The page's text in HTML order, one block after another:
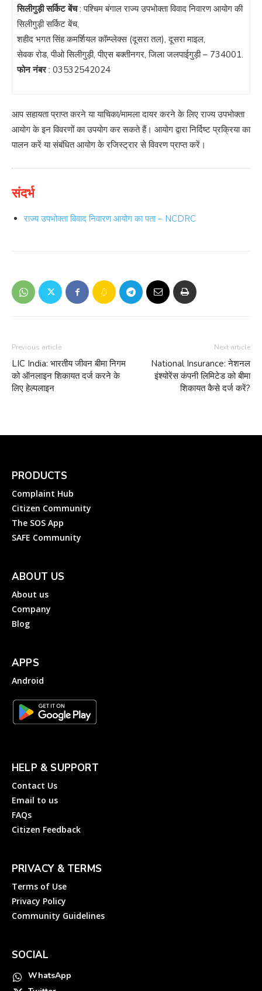
सिलीगुड़ी सर्किट बेंच: पश्चिम बंगाल राज्य उपभोक्ता विवाद निवारण आयोग की
सिलीगुड़ी सर्किट बेंच,
शहीद भगत सिंह कमर्शियल कॉम्प्लेक्स (दूसरा तल), दूसरा माइल,
सेवक रोड, पीओ सिलीगुड़ी, पीएस बक्तीनगर, जिला जलपाईगुड़ी – 734001.
फोन नंबर: 03532542024
आप सहायता प्राप्त करने या याचिका/मामला दायर करने के लिए राज्य उपभोक्ता
आयोग के इन विवरणों का उपयोग कर सकते हैं। आयोग द्वारा निर्दिष्ट प्रक्रिया का
पालन करें या संबंधित आयोग के रजिस्ट्रार से विवरण प्राप्त करें।
संदर्भ
राज्य उपभोक्ता विवाद निवारण आयोग का पता – NCDRC
Previous article
LIC India: भारतीय जीवन बीमा निगम
को ऑनलाइन शिकायत दर्ज करने के
लिए हेल्पलाइन
Next article
National Insurance: नेशनल
इंश्योरेंस कंपनी लिमिटेड को बीमा
शिकायत कैसे दर्ज करें?
PRODUCTS
Complaint Hub
Citizen Community
The SOS App
SAFE Community
ABOUT US
About us
Company
Blog
APPS
Android
HELP & SUPPORT
Contact Us
Email to us
FAQs
Citizen Feedback
PRIVACY & TERMS
Terms of Use
Privacy Policy
Community Guidelines
SOCIAL
WhatsApp